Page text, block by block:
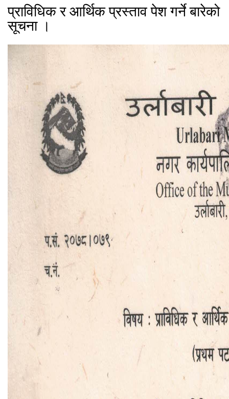
प्राविधिक र आर्थिक प्रस्ताव पेश गर्ने बारेको
सूचना ।